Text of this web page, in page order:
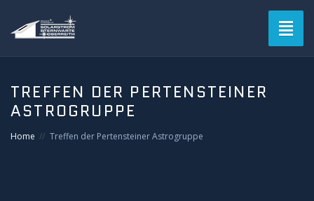
Verein
TREFFEN DER PERTENSTEINER
ASTROGRUPPE
Home Treffen der Pertensteiner Astrogruppe